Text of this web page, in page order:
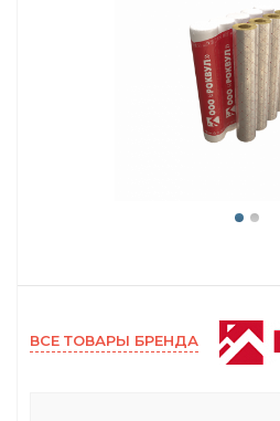
ВСЕ ТОВАРЫ БРЕНДА